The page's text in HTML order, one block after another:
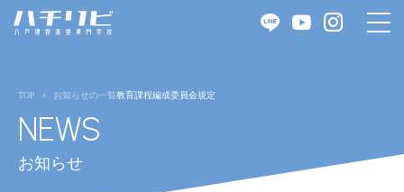
TOP お知らせの一覧教育課程編成委員会規定
NEWS
お知らせ